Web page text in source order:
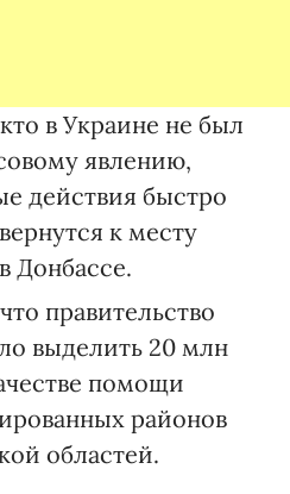
в Украине не был
явлению,
действия быстро
к месту
Донбассе.
правительство
выделить 20 млн
помощи
районов
областей.